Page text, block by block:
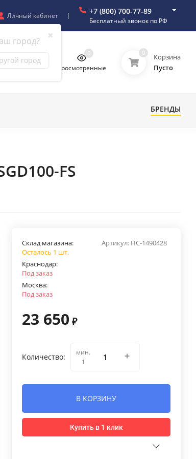
✖
город?
город
Личный кабинет +7 (800) 700-77-89
Бесплатный звонок по РФ
Просмотренные
0 0
Корзина
Пусто
БРЕНДЫ
FS
Артикул: НС-1490428
Склад магазина:
Осталось 1 шт.
Краснодар:
Под заказ
Москва:
Под заказ
23 650 ₽
Количество:
мин.
1
В КОРЗИНУ
Купить в 1 клик